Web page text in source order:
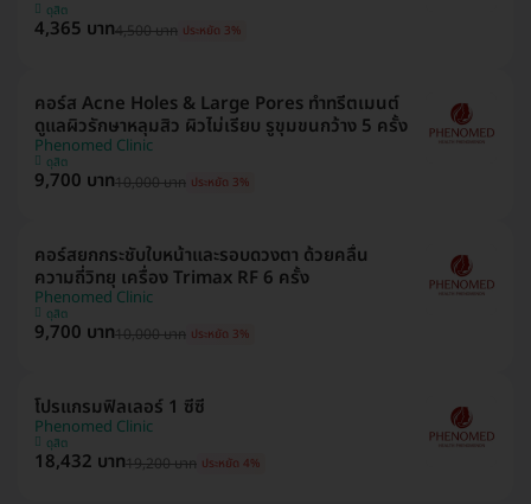
ดุสิต
4,365 บาท4,500 บาท ประหยัด 3%
คอร์ส Acne Holes & Large Pores ทำทรีตเมนต์
ดูแลผิวรักษาหลุมสิว ผิวไม่เรียบ รูขุมขนกว้าง 5 ครั้ง
Phenomed Clinic
ดุสิต
9,700 บาท10,000 บาท ประหยัด 3%
คอร์สยกกระชับใบหน้าและรอบดวงตา ด้วยคลื่น
ความถี่วิทยุ เครื่อง Trimax RF 6 ครั้ง
Phenomed Clinic
ดุสิต
9,700 บาท10,000 บาท ประหยัด 3%
โปรแกรมฟิลเลอร์ 1 ซีซี
Phenomed Clinic
ดุสิต
18,432 บาท19,200 บาท ประหยัด 4%